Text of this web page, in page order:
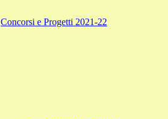
Concorsi e Progetti 2021-22